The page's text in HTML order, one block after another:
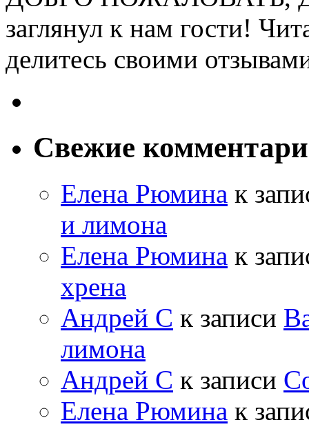
заглянул к нам гости!
делитесь своими
Свежие
Елена Рюмина к
и лимона
Елена Рюмина к
хрена
Андрей С к записи
лимона
Андрей С к записи
Елена Рюмина к